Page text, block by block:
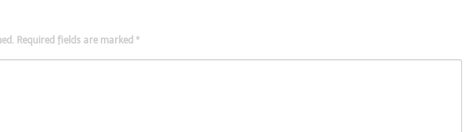
Required fields are marked *